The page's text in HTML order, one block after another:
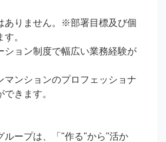
ありません。※部署目標及び個
。
ョン制度で幅広い業務経験が
ンションのプロフェッショナ
きます。
ループは、「"作る"から"活か